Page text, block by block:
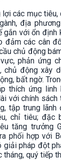
các mục tiêu,
địa
gắn với ổn định
đảm các cân
chủ động
phản ứng
chủ động xây
bất ngờ.
thích ứng linh
với chính sách
tập trung
chỉ tiêu; đặc
tăng trưởng
phối hợp với
giải pháp đột
tháng, quý tiếp